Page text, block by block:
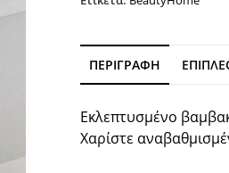
ΠΕΡΙΓΡΑΦΉ
Εκλεπτυσμένο
Χαρίστε